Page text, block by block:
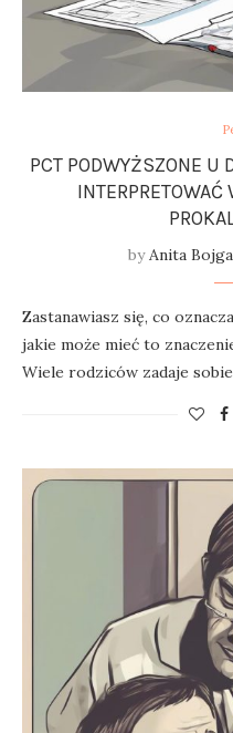
PCT PODWYŻSZONE U
INTERPRETOWAĆ
byAnita
Zastanawiasz się, co
jakie może mieć to
Wiele rodziców zadaje